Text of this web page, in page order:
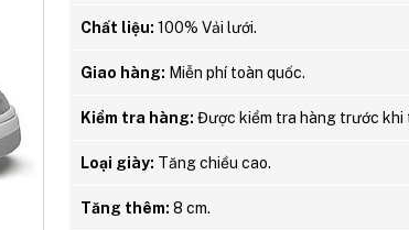
Chất liệu: 100% Vải lưới.
Giao hàng: Miễn phí toàn quốc.
Kiểm tra hàng: Được kiểm tra hàng trước khi
Loại giày: Tăng chiều cao.
Tăng thêm: 8 cm.